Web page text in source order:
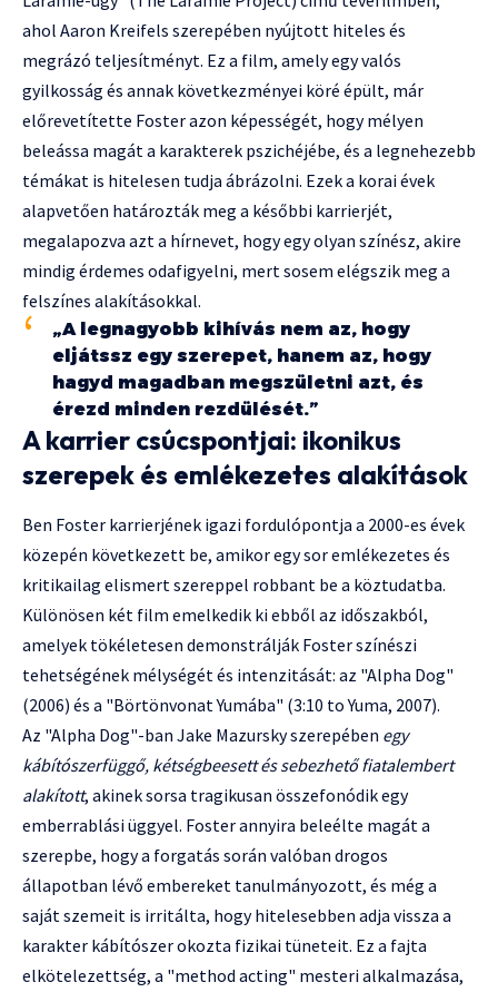
ahol Aaron Kreifels szerepében nyújtott hiteles és
megrázó teljesítményt. Ez a film, amely egy valós
gyilkosság és annak következményei köré épült, már
előrevetítette Foster azon képességét, hogy mélyen
beleássa magát a karakterek pszichéjébe, és a legnehezebb
témákat is hitelesen tudja ábrázolni. Ezek a korai évek
alapvetően határozták meg a későbbi karrierjét,
megalapozva azt a hírnevet, hogy egy olyan színész, akire
mindig érdemes odafigyelni, mert sosem elégszik meg a
felszínes alakításokkal.
„A legnagyobb kihívás nem az, hogy
eljátssz egy szerepet, hanem az, hogy
hagyd magadban megszületni azt, és
érezd minden rezdülését.”
A karrier csúcspontjai: ikonikus
szerepek és emlékezetes alakítások
Ben Foster karrierjének igazi fordulópontja a 2000-es évek
közepén következett be, amikor egy sor emlékezetes és
kritikailag elismert szereppel robbant be a köztudatba.
Különösen két film emelkedik ki ebből az időszakból,
amelyek tökéletesen demonstrálják Foster színészi
tehetségének mélységét és intenzitását: az "Alpha Dog"
(2006) és a "Börtönvonat Yumába" (3:10 to Yuma, 2007).
Az "Alpha Dog"-ban Jake Mazursky szerepében egy
kábítószerfüggő, kétségbeesett és sebezhető fiatalembert
alakított, akinek sorsa tragikusan összefonódik egy
emberrablási üggyel. Foster annyira beleélte magát a
szerepbe, hogy a forgatás során valóban drogos
állapotban lévő embereket tanulmányozott, és még a
saját szemeit is irritálta, hogy hitelesebben adja vissza a
karakter kábítószer okozta fizikai tüneteit. Ez a fajta
elkötelezettség, a "method acting" mesteri alkalmazása,